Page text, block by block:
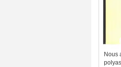
Nous